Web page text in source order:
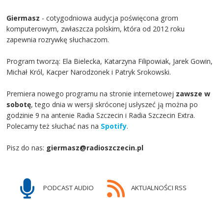
Giermasz - cotygodniowa audycja poświęcona grom
komputerowym, zwłaszcza polskim, która od 2012 roku
zapewnia rozrywkę słuchaczom.
Program tworzą: Ela Bielecka, Katarzyna Filipowiak, Jarek Gowin,
Michał Król, Kacper Narodzonek i Patryk Srokowski.
Premiera nowego programu na stronie internetowej zawsze w
sobotę, tego dnia w wersji skróconej usłyszeć ją można po
godzinie 9 na antenie Radia Szczecin i Radia Szczecin Extra.
Polecamy też słuchać nas na Spotify.
Pisz do nas: giermasz@radioszczecin.pl
PODCAST AUDIO AKTUALNOŚCI RSS